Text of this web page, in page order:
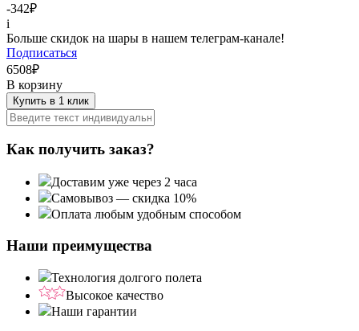
-342₽
i
Больше скидок на шары в нашем телеграм-канале!
Подписаться
6508₽
В корзину
Купить в 1 клик
Как получить заказ?
Доставим уже через 2 часа
Самовывоз — скидка 10%
Оплата любым удобным способом
Наши преимущества
Технология долгого полета
Высокое качество
Наши гарантии